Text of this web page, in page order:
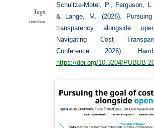
Tags
OpenCost
Schultze-Motel, P., Ferguson,
& Lange, M. (2026).
transparency alongside
Navigating Cost
Conference 2026),
https://doi.org/10.3204/PUBDB-